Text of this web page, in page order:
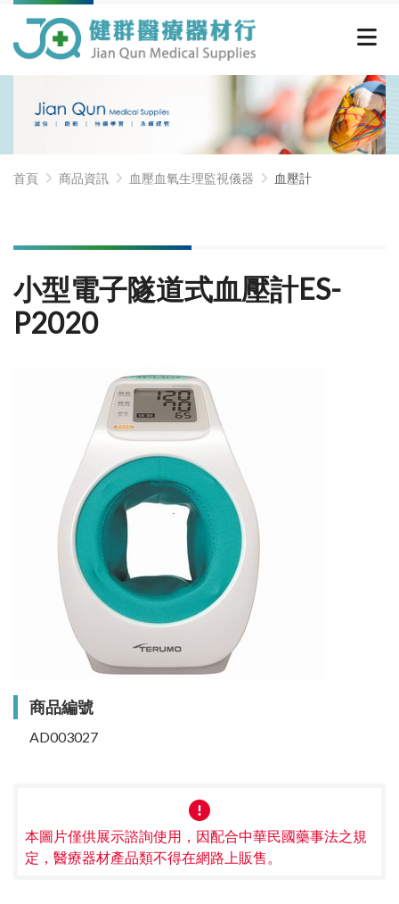
首頁 商品資訊 血壓血氧生理監視儀器 血壓計
小型電子隧道式血壓計ES-
P2020
商品編號
AD003027
本圖片僅供展示諮詢使用，因配合中華民國藥事法之規
定，醫療器材產品類不得在網路上販售。